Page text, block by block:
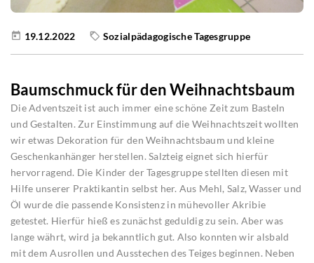
19.12.2022 Sozialpädagogische Tagesgruppe
Baumschmuck für den Weihnachtsbaum
Die Adventszeit ist auch immer eine schöne Zeit zum Basteln
und Gestalten. Zur Einstimmung auf die Weihnachtszeit wollten
wir etwas Dekoration für den Weihnachtsbaum und kleine
Geschenkanhänger herstellen. Salzteig eignet sich hierfür
hervorragend. Die Kinder der Tagesgruppe stellten diesen mit
Hilfe unserer Praktikantin selbst her. Aus Mehl, Salz, Wasser und
Öl wurde die passende Konsistenz in mühevoller Akribie
getestet. Hierfür hieß es zunächst geduldig zu sein. Aber was
lange währt, wird ja bekanntlich gut. Also konnten wir alsbald
mit dem Ausrollen und Ausstechen des Teiges beginnen. Neben